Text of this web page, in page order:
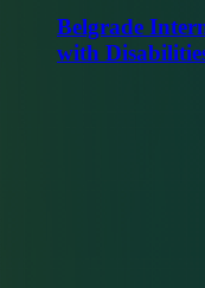
Belgrade
with